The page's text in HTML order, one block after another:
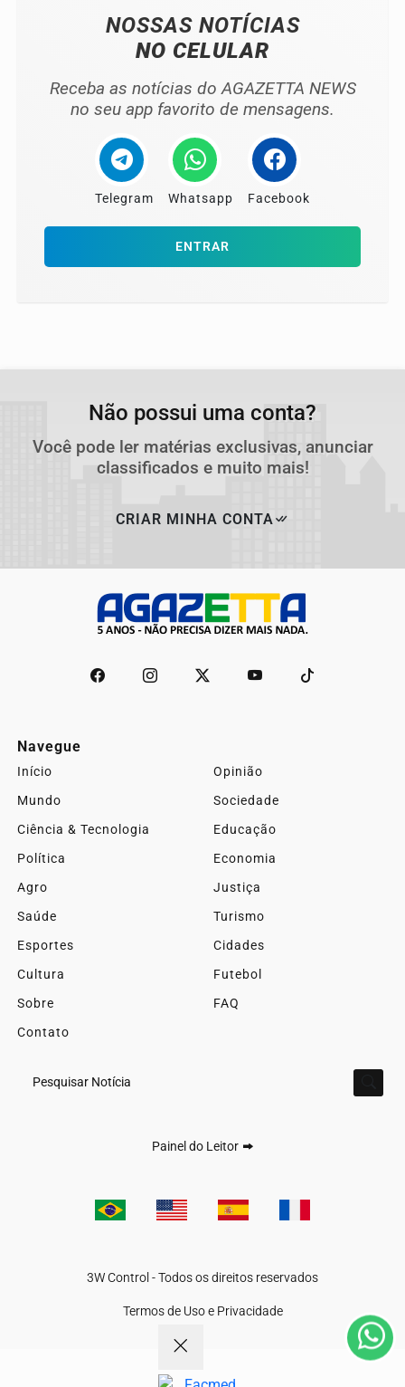
NOSSAS NOTÍCIAS
NO CELULAR
Receba as notícias do AGAZETTA NEWS
no seu app favorito de mensagens.
Telegram Whatsapp Facebook
ENTRAR
Não possui uma conta?
Você pode ler matérias exclusivas, anunciar
classificados e muito mais!
CRIAR MINHA CONTA
Navegue
Início
Opinião
Mundo
Sociedade
Ciência & Tecnologia
Educação
Política
Economia
Agro
Justiça
Saúde
Turismo
Esportes
Cidades
Cultura
Futebol
Sobre
FAQ
Contato
Pesquisar Notícia
Painel do Leitor
3W Control - Todos os direitos reservados
Termos de Uso e Privacidade
Termos de Uso e Privacidade
você concorda com nossos Termos de Uso e
PROSSEGUIR